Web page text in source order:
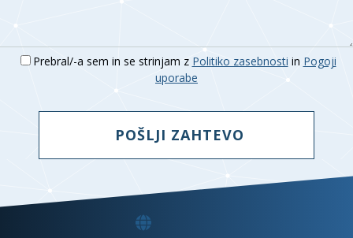
Prebral/-a sem in se strinjam z Politiko zasebnosti in Pogoji
uporabe
POŠLJI ZAHTEVO